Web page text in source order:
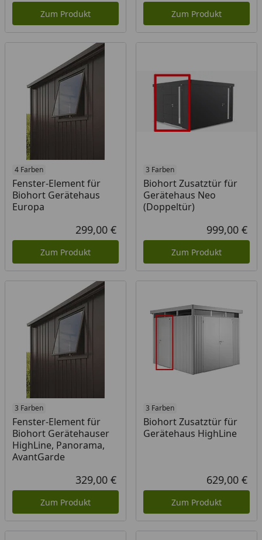
Zum Produkt Zum Produkt
4 Farben
Fenster-Element für
Biohort Gerätehaus
Europa
Aktueller Preis
299,00 €
Zum Produkt
3 Farben
Biohort Zusatztür für
Gerätehaus Neo
(Doppeltür)
999,00 €
Zum Produkt
3 Farben
Fenster-Element für
Biohort Gerätehauser
HighLine, Panorama,
AvantGarde
Aktueller Preis
329,00 €
Zum Produkt
3 Farben
Biohort Zusatztür für
Gerätehaus HighLine
629,00 €
Zum Produkt